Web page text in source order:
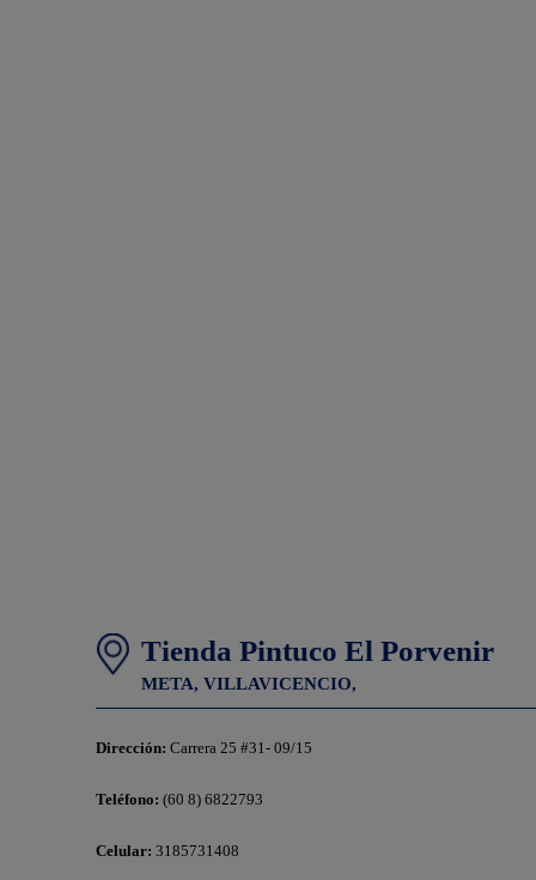
Tienda Pintuco El Porvenir
META, VILLAVICENCIO,
Dirección: Carrera 25 #31- 09/15
Teléfono: (60 8) 6822793
Celular: 3185731408